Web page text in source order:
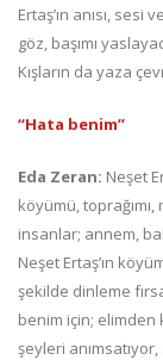
Ertaş’ın anısı,
göz, başımı
Kışların da yaza
“Hata benim”
Eda Zeran: Neşet
köyümü,
insanlar; annem,
Neşet Ertaş’ın
şekilde dinleme
benim için; elimden
şeyleri